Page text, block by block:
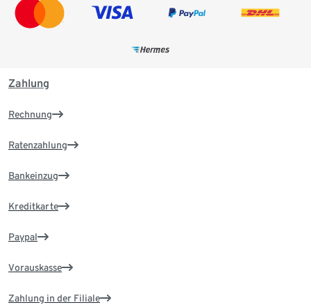
Zahlung
Rechnung
Ratenzahlung
Bankeinzug
Kreditkarte
Paypal
Vorauskasse
Zahlung in der Filiale